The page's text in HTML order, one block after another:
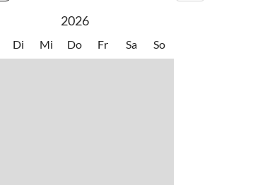
2026
Di Mi Do Fr Sa So